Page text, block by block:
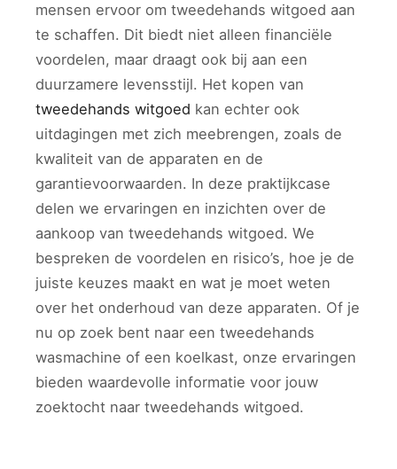
mensen ervoor om tweedehands witgoed aan
te schaffen. Dit biedt niet alleen financiële
voordelen, maar draagt ook bij aan een
duurzamere levensstijl. Het kopen van
tweedehands witgoed kan echter ook
uitdagingen met zich meebrengen, zoals de
kwaliteit van de apparaten en de
garantievoorwaarden. In deze praktijkcase
delen we ervaringen en inzichten over de
aankoop van tweedehands witgoed. We
bespreken de voordelen en risico’s, hoe je de
juiste keuzes maakt en wat je moet weten
over het onderhoud van deze apparaten. Of je
nu op zoek bent naar een tweedehands
wasmachine of een koelkast, onze ervaringen
bieden waardevolle informatie voor jouw
zoektocht naar tweedehands witgoed.